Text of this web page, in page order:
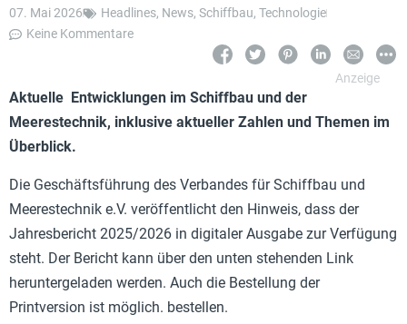
07. Mai 2026 Headlines, News, Schiffbau, Technologie
Keine Kommentare
Aktuelle Entwicklungen im Schiffbau und der
Meerestechnik, inklusive aktueller Zahlen und Themen im
Überblick.
Die Geschäftsführung des Verbandes für Schiffbau und
Meerestechnik e.V. veröffentlicht den Hinweis, dass der
Jahresbericht 2025/2026 in digitaler Ausgabe zur Verfügung
steht. Der Bericht kann über den unten stehenden Link
heruntergeladen werden. Auch die Bestellung der
Printversion ist möglich. bestellen.